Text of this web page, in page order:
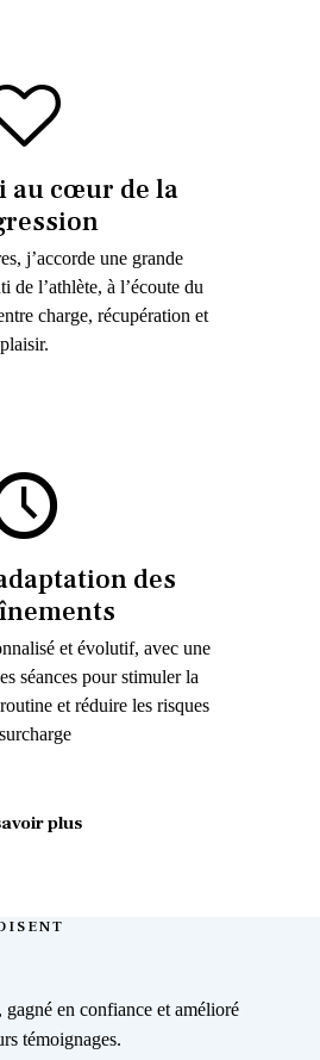
au cœur de la
j’accorde une grande
de l’athlète, à l’écoute du
charge, récupération et
plaisir.
des
et évolutif, avec une
séances pour stimuler la
et réduire les risques
plus
en confiance et amélioré
témoignages.